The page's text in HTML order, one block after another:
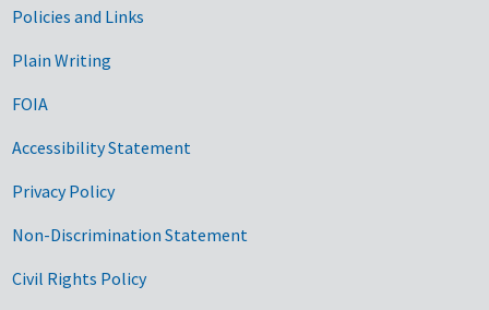
Government Links
Policies and Links
Plain Writing
FOIA
Accessibility Statement
Privacy Policy
Non-Discrimination Statement
Civil Rights Policy